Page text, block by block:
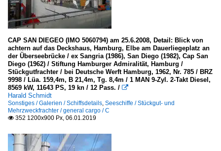
CAP SAN DIEGEO (IMO 5060794) am 25.6.2008, Detail: Blick von
achtern auf das Deckshaus, Hamburg, Elbe am Dauerliegeplatz an
der Überseebrücke / ex Sangria (1986), San Diego (1982), Cap San
Diego (1962) / Stiftung Hamburger Admiralität, Hamburg /
Stückgutfrachter / bei Deutsche Werft Hamburg, 1962, Nr. 785 / BRZ
9998 / Lüa. 159,4m, B 21,4m, Tg. 8,4m / 1 MAN 9-Zyl. 2-Takt Diesel,
8569 kW, 11643 PS, 19 kn / 12 Pass. / 
Harald Schmidt
Sonstiges / Galerien / Schiffsdetails, Seeschiffe / Stückgut- und
Mehrzweckfrachter / general cargo / C
 352 1200x900 Px, 06.01.2019